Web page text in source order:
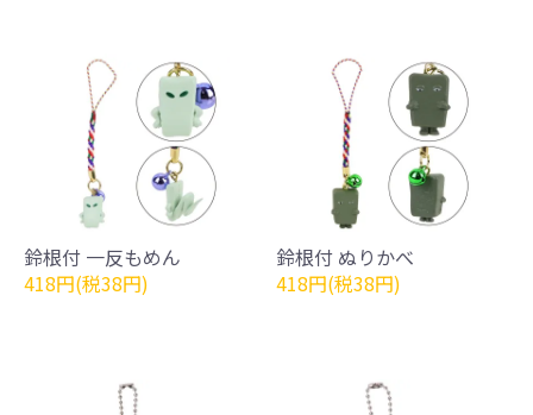
鈴根付 一反もめん
418円(税38円)
鈴根付 ぬりかべ
418円(税38円)